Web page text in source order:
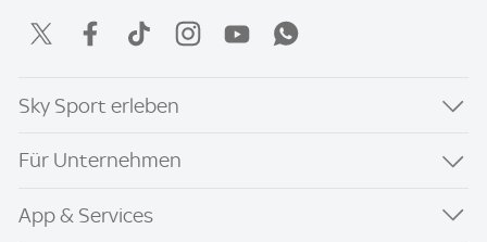
Sky Sport erleben
Für Unternehmen
App & Services